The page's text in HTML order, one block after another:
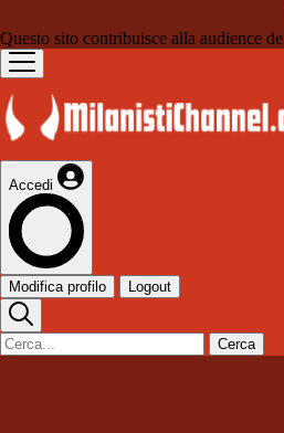
Questo sito contribuisce alla audience de
Accedi
Modifica profilo Logout
Cerca